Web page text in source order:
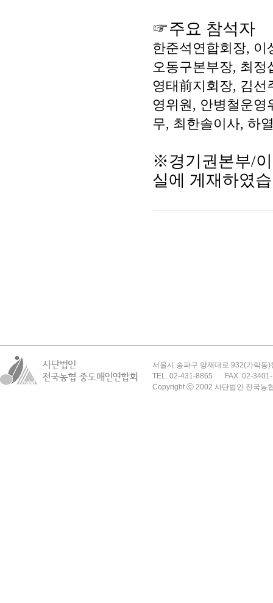
☞주요 참석자
한준석연합회장, 이
오동구본부장, 최정
영태前지회장, 김
영위원, 안병철운
무, 최한솔이사, 하
※경기권본부/
실에 게재하였
서울시 송파구 양재대로 932(가락동
TEL. 02-431-8865
FAX. 02-
Copyright ⓒ 2002 사단법인 전국농